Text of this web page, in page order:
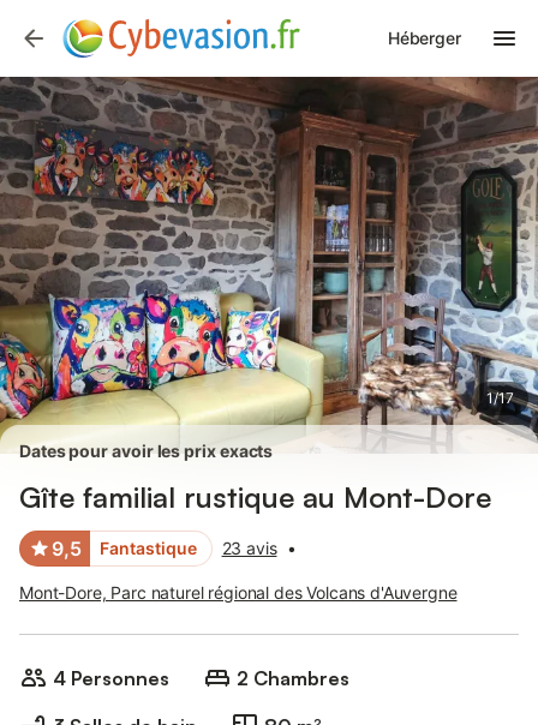
Héberger
1/17
Photos Équipements Avis des voyageurs
Dates pour avoir les prix exacts
Gîte familial rustique au Mont-Dore
9,5 Fantastique 23 avis •
Mont-Dore, Parc naturel régional des Volcans d'Auvergne
4 Personnes
2 Chambres